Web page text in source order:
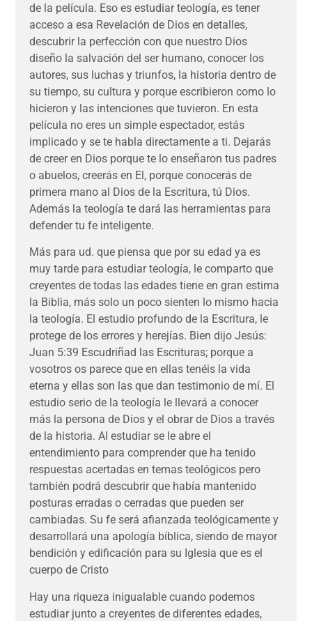
de la película. Eso es estudiar teología, es tener
acceso a esa Revelación de Dios en detalles,
descubrir la perfección con que nuestro Dios
diseño la salvación del ser humano, conocer los
autores, sus luchas y triunfos, la historia dentro de
su tiempo, su cultura y porque escribieron como lo
hicieron y las intenciones que tuvieron. En esta
película no eres un simple espectador, estás
implicado y se te habla directamente a ti. Dejarás
de creer en Dios porque te lo enseñaron tus padres
o abuelos, creerás en El, porque conocerás de
primera mano al Dios de la Escritura, tú Dios.
Además la teología te dará las herramientas para
defender tu fe inteligente.
Más para ud. que piensa que por su edad ya es
muy tarde para estudiar teología, le comparto que
creyentes de todas las edades tiene en gran estima
la Biblia, más solo un poco sienten lo mismo hacia
la teología. El estudio profundo de la Escritura, le
protege de los errores y herejías. Bien dijo Jesús:
Juan 5:39 Escudriñad las Escrituras; porque a
vosotros os parece que en ellas tenéis la vida
eterna y ellas son las que dan testimonio de mí. El
estudio serio de la teología le llevará a conocer
más la persona de Dios y el obrar de Dios a través
de la historia. Al estudiar se le abre el
entendimiento para comprender que ha tenido
respuestas acertadas en temas teológicos pero
también podrá descubrir que había mantenido
posturas erradas o cerradas que pueden ser
cambiadas. Su fe será afianzada teológicamente y
desarrollará una apología bíblica, siendo de mayor
bendición y edificación para su Iglesia que es el
cuerpo de Cristo
Hay una riqueza inigualable cuando podemos
estudiar junto a creyentes de diferentes edades,